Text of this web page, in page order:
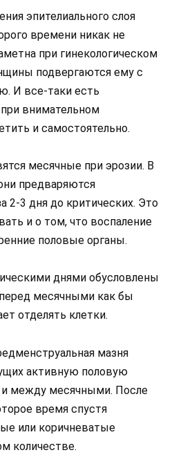
эпителиального слоя
времени никак не
при гинекологическом
подвергаются ему с
И все-таки есть
внимательном
и самостоятельно.
месячные при эрозии. В
предваряются
2-3 дня до критических. Это
и о том, что воспаление
половые органы.
днями обусловлены
месячными как бы
отделять клетки.
мазня
активную половую
между месячными. После
время спустя
или коричневатые
количестве.